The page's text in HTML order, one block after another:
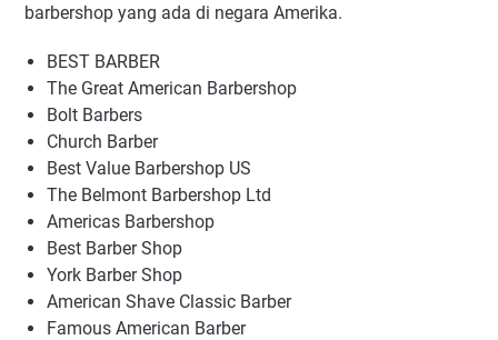
barbershop yang ada di negara Amerika.
BEST BARBER
The Great American Barbershop
Bolt Barbers
Church Barber
Best Value Barbershop US
The Belmont Barbershop Ltd
Americas Barbershop
Best Barber Shop
York Barber Shop
American Shave Classic Barber
Famous American Barber